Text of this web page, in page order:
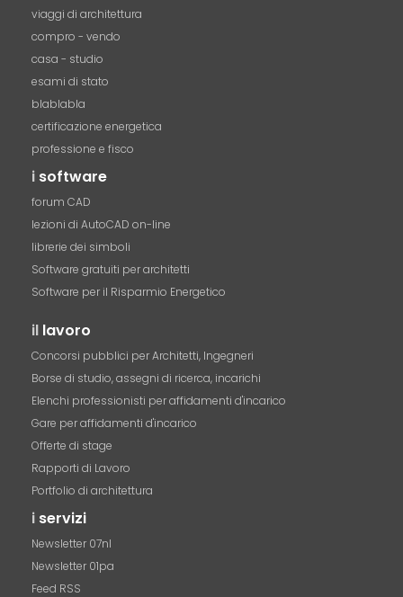
viaggi di architettura
compro - vendo
casa - studio
esami di stato
blablabla
certificazione energetica
professione e fisco
i software
forum CAD
lezioni di AutoCAD on-line
librerie dei simboli
Software gratuiti per architetti
Software per il Risparmio Energetico
il lavoro
Concorsi pubblici per Architetti, Ingegneri
Borse di studio, assegni di ricerca, incarichi
Elenchi professionisti per affidamenti d'incarico
Gare per affidamenti d'incarico
Offerte di stage
Rapporti di Lavoro
Portfolio di architettura
i servizi
Newsletter 07nl
Newsletter 01pa
Feed RSS